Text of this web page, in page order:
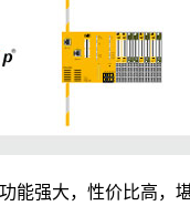
能强大，性价比高，